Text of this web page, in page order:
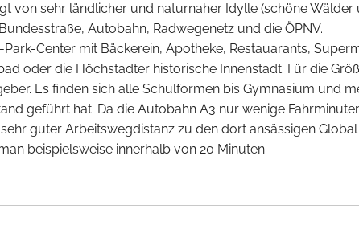
von sehr ländlicher und naturnaher Idylle (schöne
Autobahn, Radwegenetz und die ÖPNV.
Center mit Bäckerein, Apotheke, Restauarants,
oder die Höchstadter historische Innenstadt. Für die
Es finden sich alle Schulformen bis Gymnasium und
geführt hat. Da die Autobahn A3 nur wenige
guter Arbeitswegdistanz zu den dort ansässigen
beispielsweise innerhalb von 20 Minuten.